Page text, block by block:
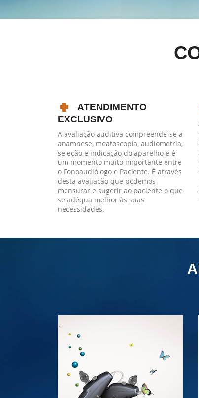
ATENDIMENTO
EXCLUSIVO
A avaliação auditiva compreende-se a
anamnese, meatoscopia, audiometria,
seleção e indicação do aparelho e é
um momento muito importante entre
o Fonoaudiólogo e Paciente. É através
desta avaliação que podemos
mensurar e sugerir ao paciente o que
se adéqua melhor às suas
necessidades.